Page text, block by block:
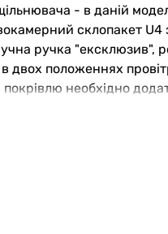
- в даній
склопакет
ручка "ексклюзив",
в двох положеннях
необхідно
забезпечить справну